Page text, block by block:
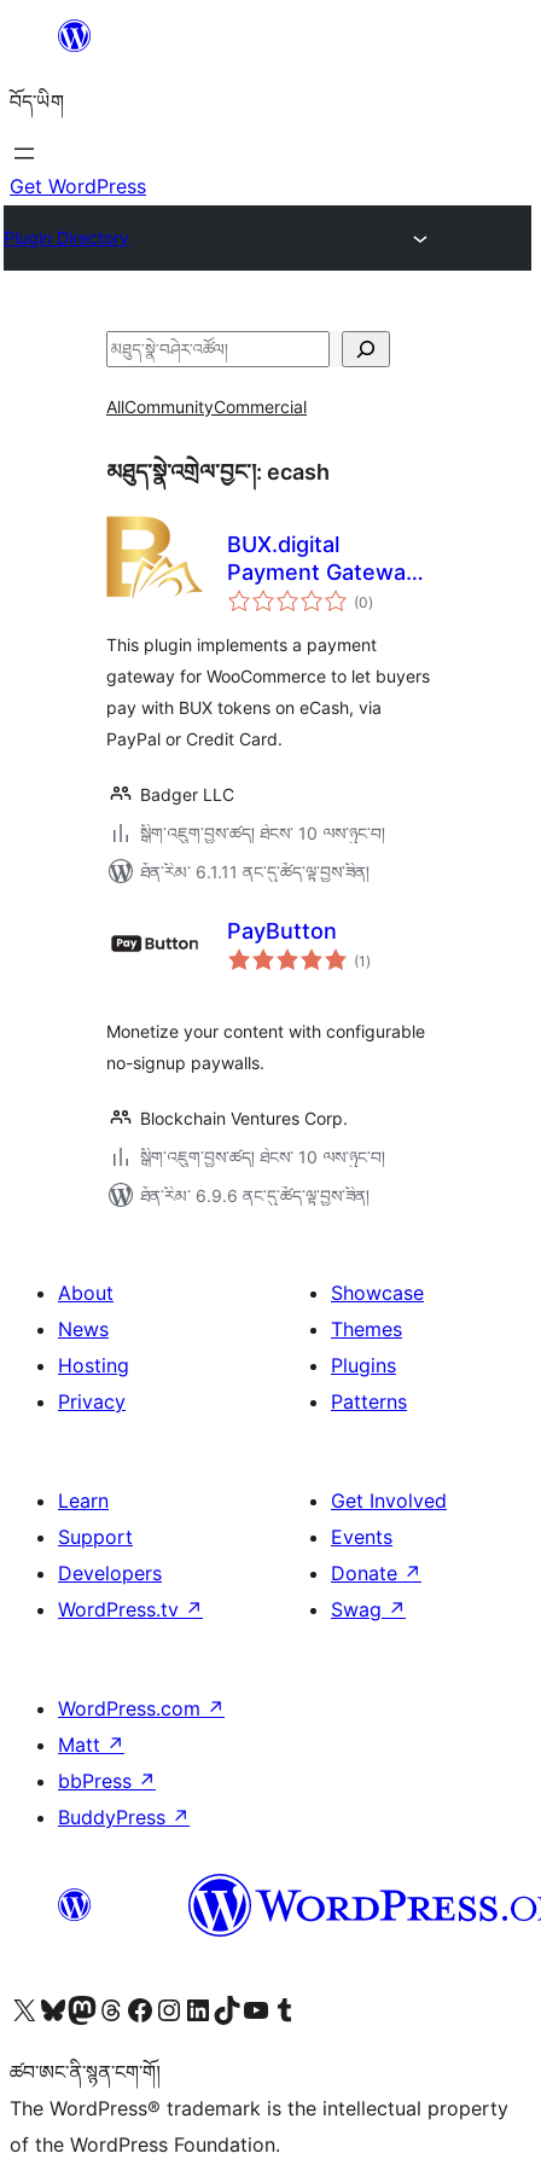
content
བོད་ཡིག
Get WordPress
Plugin Directory
བཤེར་
AllCommunityCommercial
མཐུད་སྣེ་འགྲེལ་བྱང་།: ecash
BUX.digital
Payment Gateway
for WooCommerce
(0གདེང་
འཇོག་
ཚང་།
)
This plugin implements a payment
gateway for WooCommerce to let buyers
pay with BUX tokens on eCash, via
PayPal or Credit Card.
Badger LLC
སྒྲིག་འཇུག་བྱས་ཚད། ཐེངས་ 10 ལས་ཉུང་བ།
ཐོན་རིམ་ 6.1.11 ནང་དུ་ཚོད་ལྟ་བྱས་ཟིན།
PayButton
(1 གདེང་
འཇོག་
)
Monetize your content with configurable
no-signup paywalls.
Blockchain Ventures Corp.
སྒྲིག་འཇུག་བྱས་ཚད། ཐེངས་ 10 ལས་ཉུང་བ།
ཐོན་རིམ་ 6.9.6 ནང་དུ་ཚོད་ལྟ་བྱས་ཟིན།
About
News
Hosting
Privacy
Showcase
Themes
Plugins
Patterns
Learn
Support
Developers
WordPress.tv ↗
Get Involved
Events
Donate ↗
Swag ↗
WordPress.com ↗
Matt ↗
bbPress ↗
BuddyPress ↗
Visit our X (formerly Twitter) account
Visit our Bluesky account
Visit our Mastodon account
Visit our Threads account
Visit our Facebook page
Visit our Instagram account
Visit our LinkedIn account
Visit our TikTok account
Visit our YouTube channel
Visit our Tumblr account
ཚབ་ཨང་ནི་སྙན་ངག་གོ།
The WordPress® trademark is the intellectual property
of the WordPress Foundation.